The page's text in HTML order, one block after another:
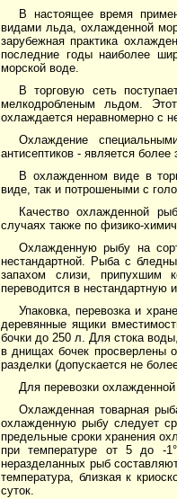
В настоящее время
видами льда, охлажденной
зарубежная практика
последние годы наиболее
морской воде.
В торговую сеть
мелкодробленым льдом.
охлаждается неравномерно с
Охлаждение
антисептиков - является
В охлажденном виде в
виде, так и потрошеными с
Качество охлажденной
случаях также по физико-
Охлажденную рыбу на
нестандартной. Рыба с
запахом слизи, припухшим
переводится в нестандартную
Упаковка, перевозка и
деревянные ящики
бочки до 250 л. Для стока
в днищах бочек просверлены
разделки (допускается не
Для перевозки
Охлажденная товарная
охлажденную рыбу следует
предельные сроки хранения
при температуре от 5 до -
неразделанных рыб
температура, близкая к
суток.